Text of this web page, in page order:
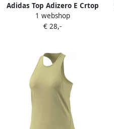
Adidas Top Adizero E Crtop
1 webshop
€ 28,-